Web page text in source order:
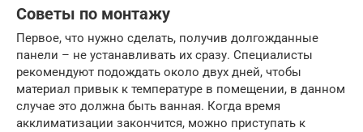
Советы по монтажу
Первое, что нужно сделать, получив долгожданные
панели – не устанавливать их сразу. Специалисты
рекомендуют подождать около двух дней, чтобы
материал привык к температуре в помещении, в данном
случае это должна быть ванная. Когда время
акклиматизации закончится, можно приступать к